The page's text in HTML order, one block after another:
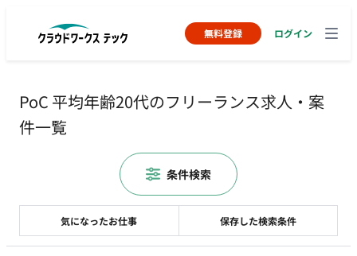
無料登録 ログイン
PoC 平均年齢20代のフリーランス求人・案
件一覧
気になったお仕事 保存した検索条件
条件検索